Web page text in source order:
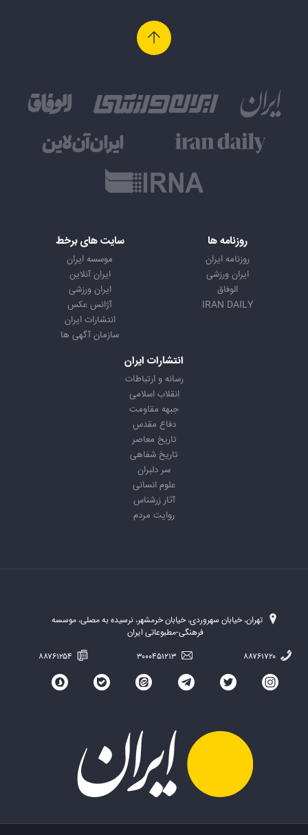
روزنامه ها
روزنامه ایران
ایران ورزشی
الوفاق
IRAN DAILY
سایت های برخط
موسسه ایران
ایران آنلاین
ایران ورزشی
آژانس عکس
انتشارات ایران
سازمان آگهی ها
انتشارات ایران
رسانه و ارتباطات
انقلاب اسلامی
جبهه مقاومت
دفاع مقدس
تاریخ معاصر
تاریخ شفاهی
سر دلبران
علوم انسانی
آثار زرشناس
روایت مردم
تهران، خیابان سهروردی، خیابان خرمشهر، نرسیده به مصلی، موسسه
فرهنگی-مطبوعاتی ایران